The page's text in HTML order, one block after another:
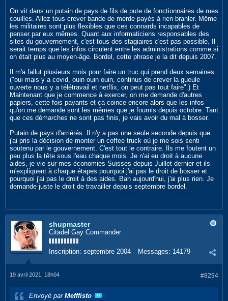
On vit dans un putain de pays de fils de pute de fonctionnaires de mes
couilles. Allez tous crever bande de merde payés à rien branler. Même
les militaires sont plus flexibles que ces connards incapables de
penser par eux mêmes. Quant aux informaticiens responsables des
sites du gouvernement, c'est tous des stagiaires c'est pas possible. Il
serait temps que les infos circulent entre les administrations comme si
on était plus au moyen-âge. Bordel, cette phrase je la dit depuis 2007.
Il m'a fallut plusieurs mois pour faire un truc qui prend deux semaines
("oui mais y a covid, ouin ouin ouin, continus de crever la gueule
ouverte nous y a télétravail et netflix, on peut pas tout faire".) Et
Maintenant que je commence à exercer, on me demande d'autres
papiers, cette fois payants et ça coince encore alors que les infos
qu'on me demande sont les mêmes que je fournis depuis octobre. Tant
que ces démarches ne sont pas finis, je vais avoir du mal à bosser.
Putain de pays d'arriérés. Il n'y a pas une seule seconde depuis que
j'ai pris la décision de monter un coffee truck où je me sois senti
soutenu par le gouvernement. C'est tout le contraire. Ils me foutent un
peu plus la tête sous l'eau chaque mois. Je n'ai eu droit à aucune
aides, je vie sur mes économies Suisses depuis Juillet dernier et ils
m'expliquent à chaque étapes pourquoi j'ai pas le droit de bosser et
pourquoi j'ai pas le droit à des aides. Bah aujourd'hui, j'ai plus rien. Je
demande juste le droit de travailler depuis septembre bordel.
shupmaster
Citadel Gay Commander
Inscription: septembre 2004 Messages: 14179
#8294
19 avril 2021, 18h04
Envoyé par Mefffisto